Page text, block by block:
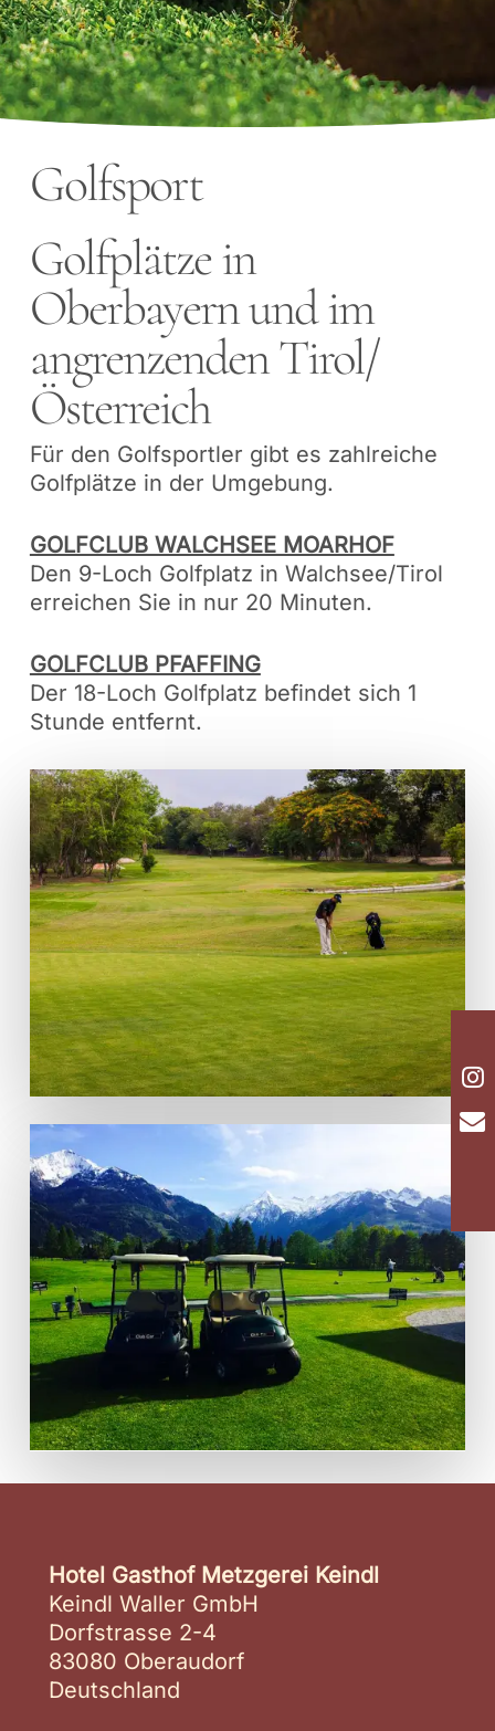
Golfsport
Golfplätze in
Oberbayern und im
angrenzenden Tirol/
Österreich
Für den Golfsportler gibt es zahlreiche
Golfplätze in der Umgebung.
GOLFCLUB WALCHSEE MOARHOF
Den 9-Loch Golfplatz in Walchsee/Tirol
erreichen Sie in nur 20 Minuten.
GOLFCLUB PFAFFING
Der 18-Loch Golfplatz befindet sich 1
Stunde entfernt.
Hotel Gasthof Metzgerei Keindl
Keindl Waller GmbH
Dorfstrasse 2-4
83080 Oberaudorf
Deutschland